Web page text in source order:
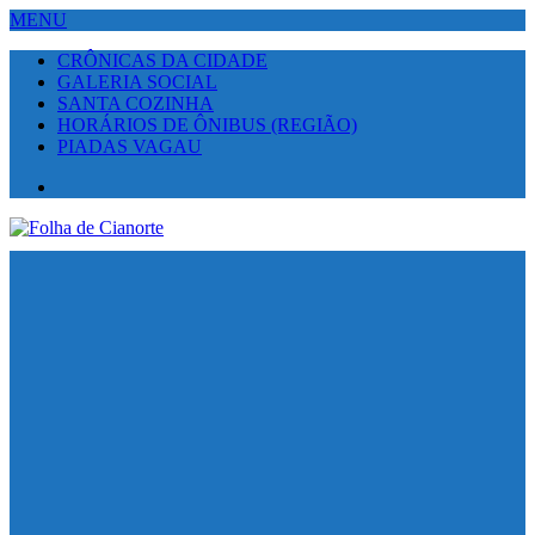
MENU
CRÔNICAS DA CIDADE
GALERIA SOCIAL
SANTA COZINHA
HORÁRIOS DE ÔNIBUS (REGIÃO)
PIADAS VAGAU